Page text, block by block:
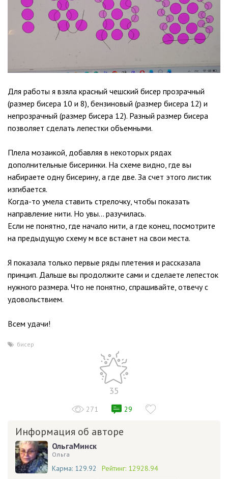
Для работы я взяла красный чешский бисер прозрачный
(размер бисера 10 и 8), бензиновый (размер бисера 12) и
непрозрачный (размер бисера 12). Разный размер бисера
позволяет сделать лепестки объемными.
Плела мозаикой, добавляя в некоторых рядах
дополнительные бисеринки. На схеме видно, где вы
набираете одну бисерину, а где две. За счет этого листик
изгибается.
Когда-то умела ставить стрелочку, чтобы показать
направление нити. Но увы… разучилась.
Если не понятно, где начало нити, а где конец, посмотрите
на предыдущую схему м все встанет на свои места.
Я показала только первые ряды плетения и рассказала
принцип. Дальше вы продолжите сами и сделаете лепесток
нужного размера. Что не понятно, спрашивайте, отвечу с
удовольствием.
Всем удачи!
бисер
35
271 29
Информация об авторе
ОльгаМинск
Ольга
Карма: 129.92 Рейтинг: 12928.94